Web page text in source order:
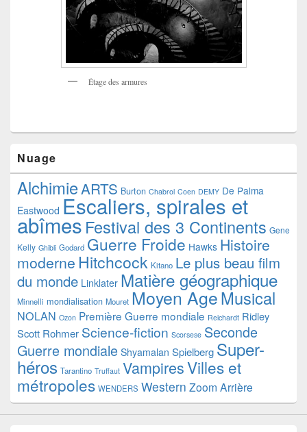
Étage des armures
Nuage
AlchimieARTS Burton Chabrol Coen DEMY De Palma
Eastwood Escaliers, spirales et
abîmes Festival des 3 Continents Gene
Kelly Ghibli Godard Guerre Froide Hawks Histoire
moderne Hitchcock Kitano Le plus beau film
du monde Linklater Matière géographique
Minnelli mondialisation Mouret Moyen AgeMusical
NOLAN Ozon Première Guerre mondiale Reichardt Ridley
Scott Rohmer Science-fiction Scorsese Seconde
Guerre mondiale Shyamalan Spielberg Super-
héros Tarantino Truffaut VampiresVilles et
métropoles WENDERS Western Zoom Arrière